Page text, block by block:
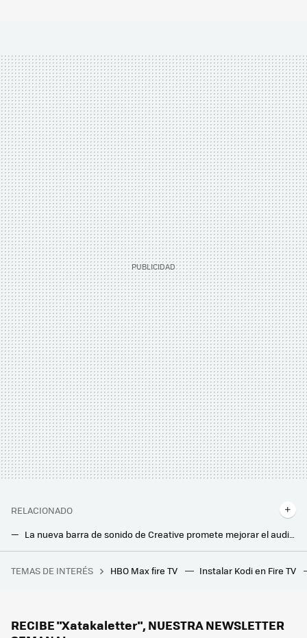
RELACIONADO
La nueva barra de sonido de Creative promete mejorar el audio de las teles pequeñas: compacta, con luces LED y hasta 60 W de potencia
10 apps maravillosas de Mac que aún no tienen equivalente de la misma calidad en Windows
TEMAS DE INTERÉS HBO Max fire TV Instalar Kodi en Fire TV
RECIBE "Xatakaletter", NUESTRA NEWSLETTER